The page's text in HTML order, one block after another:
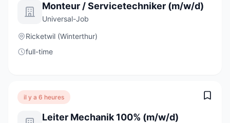
Monteur / Servicetechniker (m/w/d)
Universal-Job
Ricketwil (Winterthur)
full-time
il y a 6 heures
Leiter Mechanik 100% (m/w/d)